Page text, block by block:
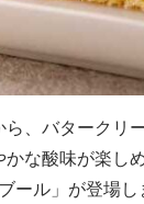
、バタークリ
かな酸味が楽し
ール」が登場